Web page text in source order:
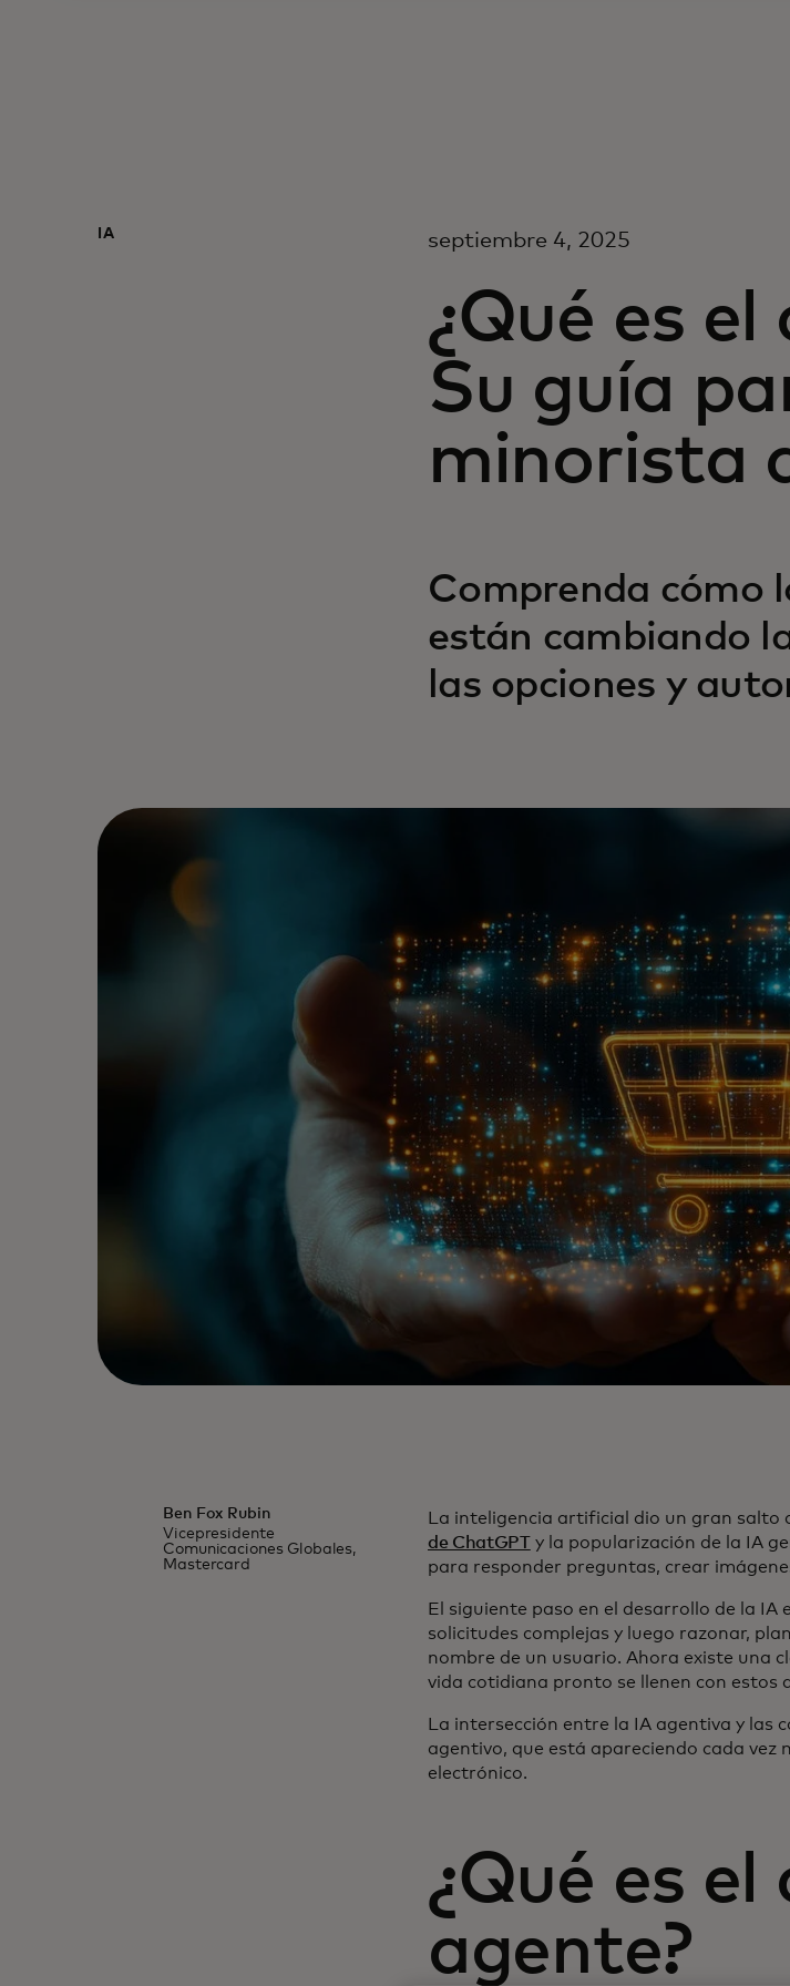
IA septiembre 4, 2025
¿Qué es
Su guía
minorista
Comprenda cómo
están cambiando
las opciones y
Ben Fox Rubin
Vicepresidente
Comunicaciones Globales,
Mastercard
La inteligencia artificial dio un gran salto
de ChatGPTy la popularización de la IA
para responder preguntas, crear
El siguiente paso en el desarrollo de la IA
solicitudes complejas y luego razonar,
nombre de un usuario. Ahora existe una
vida cotidiana pronto se llenen con estos
La intersección entre la IA agentiva y las
agentivo, que está apareciendo cada
electrónico.
¿Qué es
agente?